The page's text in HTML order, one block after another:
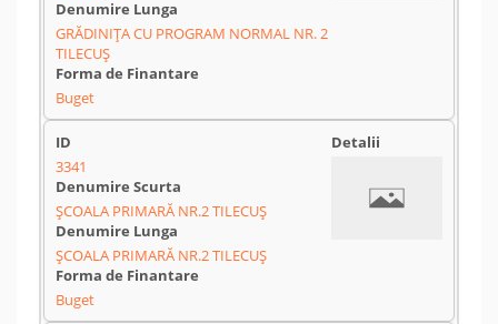
GRĂDINIŢA CU PROGRAM NORMAL NR. 2
TILECUŞ
Buget
3341
ŞCOALA PRIMARĂ NR.2 TILECUŞ
ŞCOALA PRIMARĂ NR.2 TILECUŞ
Buget